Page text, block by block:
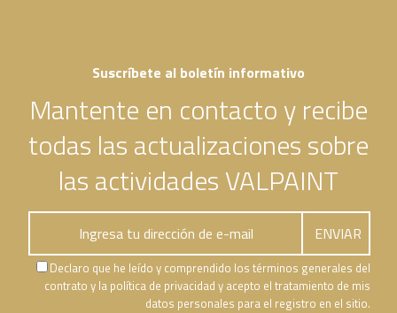
Suscríbete al boletín informativo
Mantente en contacto y recibe
todas las actualizaciones sobre
las actividades VALPAINT
Declaro que he leído y comprendido los términos generales del
contrato y la política de privacidad y acepto el tratamiento de mis
datos personales para el registro en el sitio.